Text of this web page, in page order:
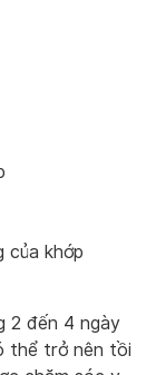
của khớp
2 đến 4 ngày
thể trở nên tồi